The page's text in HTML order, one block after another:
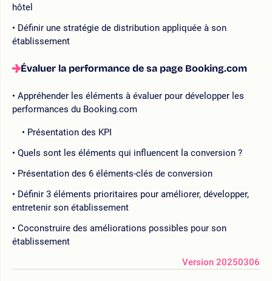
hôtel
Définir une stratégie de distribution appliquée à son
établissement
Évaluer la performance de sa page Booking.com
Appréhender les éléments à évaluer pour développer les
performances du Booking.com
Présentation des KPI
Quels sont les éléments qui influencent la conversion ?
Présentation des 6 éléments-clés de conversion
Définir 3 éléments prioritaires pour améliorer, développer,
entretenir son établissement
Coconstruire des améliorations possibles pour son
établissement
Version 20250306